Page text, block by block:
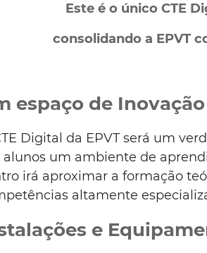
Este é o único CTE
consolidando a EPVT
espaço de
Digital da EPVT será um
alunos um ambiente de
irá aproximar a formação
altamente
e